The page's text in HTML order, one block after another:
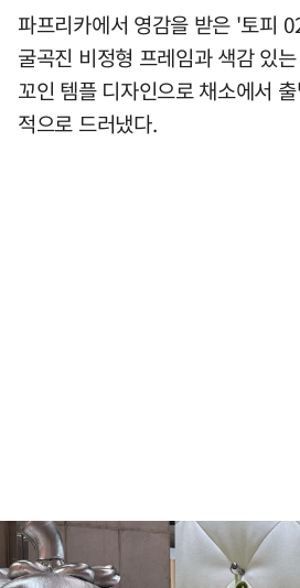
파프리카에서 영감을 받은 '토피
굴곡진 비정형 프레임과 색감 있
꼬인 템플 디자인으로 채소에서
적으로 드러냈다.